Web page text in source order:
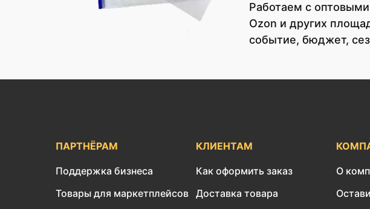
Работаем с
Ozon и других
событие, бюджет,
ПАРТНЁРАМ
Поддержка бизнеса
Товары для маркетплейсов
КЛИЕНТАМ
Как оформить заказ
Доставка товара
О